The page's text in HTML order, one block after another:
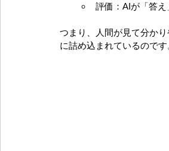
評価：AIが「答え
つまり、人間が見て分か
に詰め込まれているのです